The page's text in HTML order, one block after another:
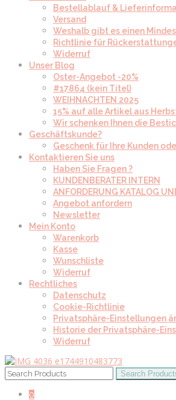
Bestellablauf &
Versand
Weshalb gibt es einen
Richtlinie für
Widerruf
Unser Blog
Oster-Angebot -20%
#17864 (kein Titel)
WEIHNACHTEN 2025
15% auf alle Artikel aus
Wir schenken Ihnen die
Geschäftskunde?
Geschenk für Ihre Kunden
Kontaktieren Sie uns
Haben Sie Fragen ?
KUNDENBERATER INTERN
ANFORDERUNG KATALOG
Angebot anfordern
Newsletter
Mein Konto
Warenkorb
Kasse
Wunschliste
Widerruf
Rechtliches
Datenschutz
Cookie-Richtlinie
Privatsphäre-Einstellungen
Historie der Privatsphäre-
Widerruf
0